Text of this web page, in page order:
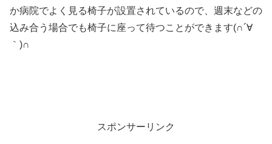
か病院でよく見る椅子が設置されているので、週末などの
込み合う場合でも椅子に座って待つことができます(∩´∀
｀)∩
スポンサーリンク